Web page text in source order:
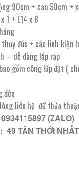
90cm + cao 50cm +
1 + E14 x 8
thủy đúc + các linh
– dễ dàng lắp ráp
gồm công lắp đặt (
đèn
liên hệ để thỏa
(ZALO)
49 TÂN THỚI